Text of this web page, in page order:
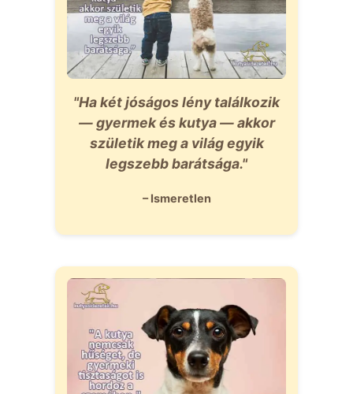
"Ha két jóságos lény találkozik
— gyermek és kutya — akkor
születik meg a világ egyik
legszebb barátsága."
– Ismeretlen